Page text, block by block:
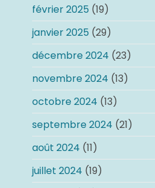
février 2025 (19)
janvier 2025 (29)
décembre 2024 (23)
novembre 2024 (13)
octobre 2024 (13)
septembre 2024 (21)
août 2024 (11)
juillet 2024 (19)